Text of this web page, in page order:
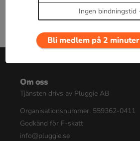
Ingen bindningstid
Bli medlem på 2 minuter
Om oss
Tjänsten drivs av Pluggie AB
Organisationsnummer: 559362-0411
Godkänd för F-skatt
info@pluggie.se